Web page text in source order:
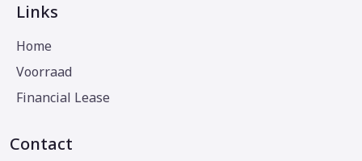
Links
Home
Voorraad
Financial Lease
Contact